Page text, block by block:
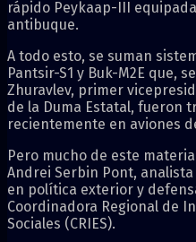
rápido Peykaap-III
antibuque.
A todo esto, se suman
Pantsir-S1 y Buk-M2E que,
Zhuravlev, primer
de la Duma Estatal, fueron
recientemente en aviones
Pero mucho de este
Andrei Serbin Pont,
en política exterior y
Coordinadora Regional de
Sociales (CRIES).